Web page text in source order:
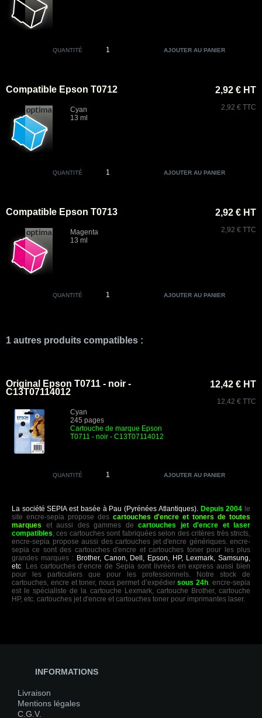
QUANTITÉ
Compatible Epson T0712
Cyan
13 ml
2,92 € HT
2,92 € TTC
QUANTITÉ
Compatible Epson T0713
Magenta
13 ml
2,92 € HT
2,92 € TTC
QUANTITÉ
1 autres produits compatibles :
Original Epson T0711 - noir -
C13T07114012
Cyan
245 pages
Cartouche de marque Epson
T0711 - noir - C13T07114012
12,42 € HT
12,42 € TTC
QUANTITÉ
La société SEPIA est basée à Pau (Pyrénées Atlantiques). Depuis 2004 le
site encre-sepia propose des cartouches d'encre et toners de toutes
marques et aussi des gammes de cartouches jet d'encre et laser
compatibles, ces cartouches sont fabriquées selon des critères très stricts,
encre-sepia propose aussi des cartouches jet d'encre génériques. encre-
sepia ce sont des cartouches d'encre et cartouches toner pour les plus
grandes marques : Brother, Canon, Dell, Epson, HP, Lexmark, Samsung,
etc. Les cartouches d’encre de Sepia sont livrées en express aussi bien
pour les particuliers que pour les professionnels. Notre stock de
cartouches, encre et toner, nous permet d’expédiersous 24h. encre-sepia
est le spécialiste de la cartouche Lexmark, cartouche Brother, cartouche
HP, etc. cartouches jet d'encre et cartouches toner pour imprimantes laser.
INFORMATIONS
Livraison
Mentions légales
C.G.V.